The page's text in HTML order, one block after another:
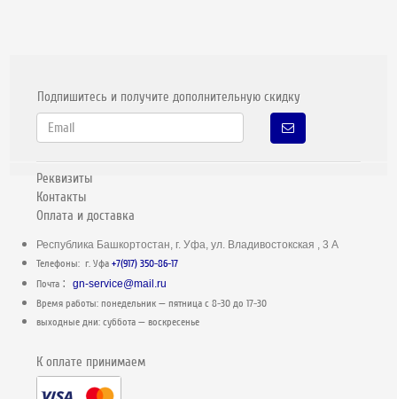
Подпишитесь и получите дополнительную скидку
Реквизиты
Контакты
Оплата и доставка
Республика Башкортостан, г. Уфа, ул. Владивостокская , 3 А
Телефоны: г. Уфа+7(917) 350-86-17
Почта :gn-service@mail.ru
Время работы: понедельник — пятница c 8-30 до 17-30
выходные дни: суббота — воскресенье
К оплате принимаем